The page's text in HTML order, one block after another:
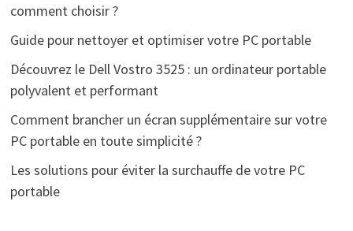
comment choisir ?
Guide pour nettoyer et optimiser votre PC portable
Découvrez le Dell Vostro 3525 : un ordinateur portable
polyvalent et performant
Comment brancher un écran supplémentaire sur votre
PC portable en toute simplicité ?
Les solutions pour éviter la surchauffe de votre PC
portable